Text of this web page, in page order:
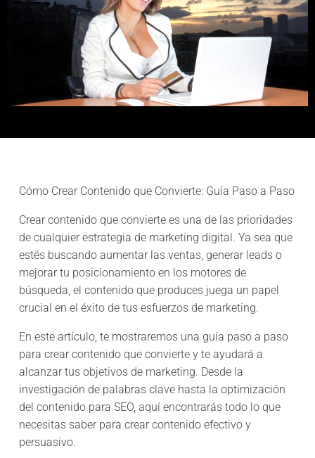
Cómo Crear Contenido que Convierte: Guía Paso a Paso
Crear contenido que convierte es una de las prioridades
de cualquier estrategia de marketing digital. Ya sea que
estés buscando aumentar las ventas, generar leads o
mejorar tu posicionamiento en los motores de
búsqueda, el contenido que produces juega un papel
crucial en el éxito de tus esfuerzos de marketing.
En este artículo, te mostraremos una guía paso a paso
para crear contenido que convierte y te ayudará a
alcanzar tus objetivos de marketing. Desde la
investigación de palabras clave hasta la optimización
del contenido para SEO, aquí encontrarás todo lo que
necesitas saber para crear contenido efectivo y
persuasivo.